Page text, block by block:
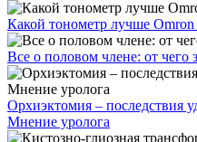
Какой тонометр лучше
Все о половом члене: от чего
Орхиэктомия – последствия
Мнение уролога